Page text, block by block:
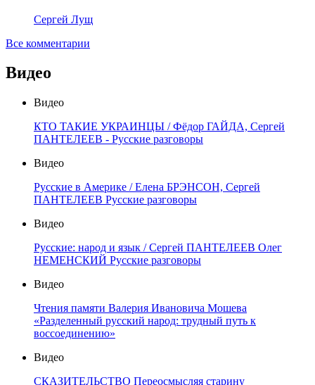
Сергей Лущ
Все комментарии
Видео
Видео
КТО ТАКИЕ УКРАИНЦЫ / Фёдор ГАЙДА, Сергей
ПАНТЕЛЕЕВ - Русские разговоры
Видео
Русские в Америке / Елена БРЭНСОН, Сергей
ПАНТЕЛЕЕВ Русские разговоры
Видео
Русские: народ и язык / Сергей ПАНТЕЛЕЕВ Олег
НЕМЕНСКИЙ Русские разговоры
Видео
Чтения памяти Валерия Ивановича Мошева
«Разделенный русский народ: трудный путь к
воссоединению»
Видео
СКАЗИТЕЛЬСТВО Переосмысляя старину